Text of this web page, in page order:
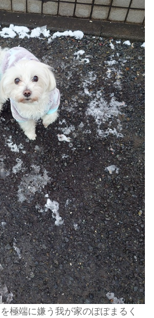
極端に嫌う我が家のぽぽまるく